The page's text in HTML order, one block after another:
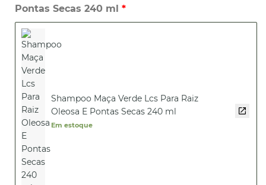
Pontas Secas 240 ml
Shampoo Maça Verde Lcs Para Raiz
Oleosa E Pontas Secas 240 ml
Em estoque